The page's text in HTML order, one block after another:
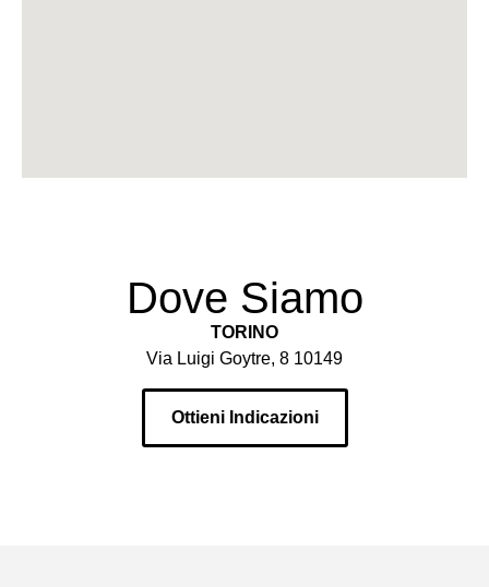
Dove Siamo
TORINO
Via Luigi Goytre, 8 10149
Ottieni Indicazioni